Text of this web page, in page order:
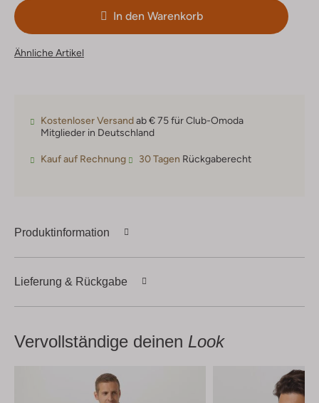
In den Warenkorb
Ähnliche Artikel
Kostenloser Versandab € 75 für Club-Omoda
Mitglieder in Deutschland
Kauf auf Rechnung 30 Tagen Rückgaberecht
Produktinformation
Lieferung & Rückgabe
Vervollständige deinen Look